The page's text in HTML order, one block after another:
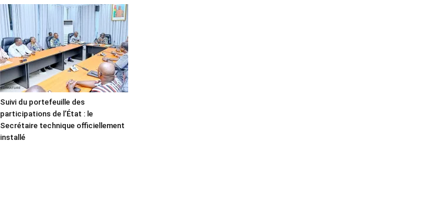
Suivi du portefeuille des
participations de l’État : le
Secrétaire technique officiellement
installé